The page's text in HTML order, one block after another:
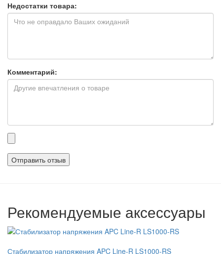
Недостатки товара:
Комментарий:
Прикрепленные
Рекомендуемые аксессуары
Стабилизатор напряжения APC Line-R LS1000-RS